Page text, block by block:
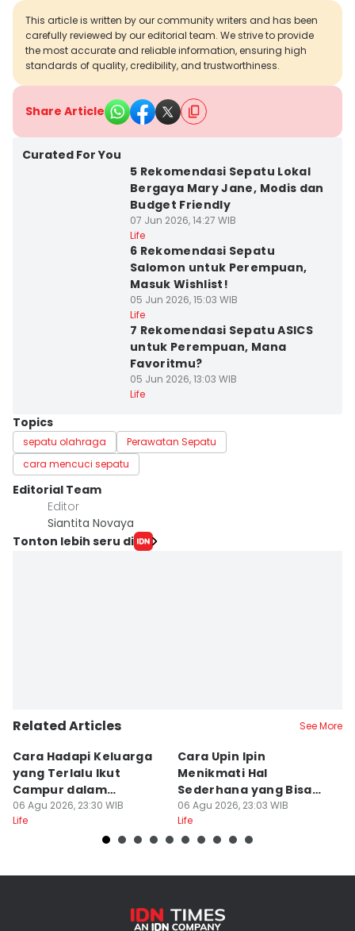
This article is written by our community writers and has been
carefully reviewed by our editorial team. We strive to provide
the most accurate and reliable information, ensuring high
standards of quality, credibility, and trustworthiness.
Share Article
Curated For You
5 Rekomendasi Sepatu Lokal
Bergaya Mary Jane, Modis dan
Budget Friendly
07 Jun 2026, 14:27 WIB
Life
6 Rekomendasi Sepatu
Salomon untuk Perempuan,
Masuk Wishlist!
05 Jun 2026, 15:03 WIB
Life
7 Rekomendasi Sepatu ASICS
untuk Perempuan, Mana
Favoritmu?
05 Jun 2026, 13:03 WIB
Life
Topics
sepatu olahraga
Perawatan Sepatu
cara mencuci sepatu
Editorial Team
Editor
Siantita Novaya
Tonton lebih seru di
Related Articles See More
Cara Hadapi Keluarga
yang Terlalu Ikut
Campur dalam
Persiapan Nikah
06 Agu 2026, 23:30 WIB
Life
Cara Upin Ipin
Menikmati Hal
Sederhana yang Bisa
Ditiru oleh Gen Z
06 Agu 2026, 23:03 WIB
Life